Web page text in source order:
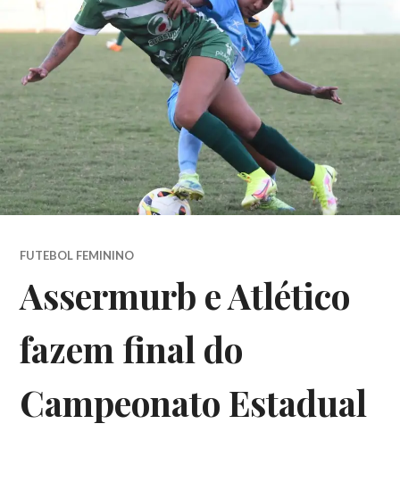
FUTEBOL FEMININO
Assermurb e Atlético
fazem final do
Campeonato Estadual